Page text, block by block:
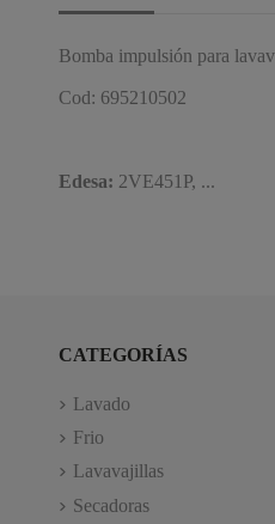
Bomba impulsión para
Cod: 695210502
Edesa: 2VE451P, ...
CATEGORÍAS
Lavado
Frio
Lavavajillas
Secadoras